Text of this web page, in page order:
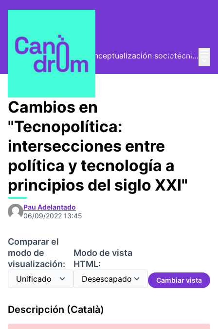
EntraEl Vector (vector de conceptualización sociotécnica)
Encuentros
Cambios en
"Tecnopolítica:
intersecciones entre
política y tecnología a
principios del siglo XXI"
Pau Adelantado
06/09/2022 13:45
Comparar el
modo de
visualización:
Modo de vista
HTML:
Cambiar vista
Descripción (Català)